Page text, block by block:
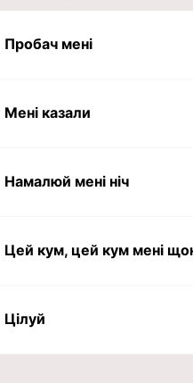
Пробач мені
Мені казали
Намалюй мені ніч
Цiлуй